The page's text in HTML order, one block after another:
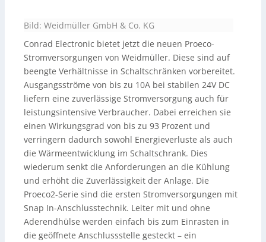
Bild: Weidmüller GmbH & Co. KG
Conrad Electronic bietet jetzt die neuen Proeco-
Stromversorgungen von Weidmüller. Diese sind auf
beengte Verhältnisse in Schaltschränken vorbereitet.
Ausgangsströme von bis zu 10A bei stabilen 24V DC
liefern eine zuverlässige Stromversorgung auch für
leistungsintensive Verbraucher. Dabei erreichen sie
einen Wirkungsgrad von bis zu 93 Prozent und
verringern dadurch sowohl Energieverluste als auch
die Wärmeentwicklung im Schaltschrank. Dies
wiederum senkt die Anforderungen an die Kühlung
und erhöht die Zuverlässigkeit der Anlage. Die
Proeco2-Serie sind die ersten Stromversorgungen mit
Snap In-Anschlusstechnik. Leiter mit und ohne
Aderendhülse werden einfach bis zum Einrasten in
die geöffnete Anschlussstelle gesteckt – ein